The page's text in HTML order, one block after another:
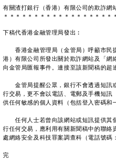
有關渣打銀行（香港）有限公司的欺詐網
＊ ＊ ＊ ＊ ＊ ＊ ＊ ＊ ＊ ＊ ＊ ＊ ＊ ＊ ＊ ＊ ＊ ＊
下稿代香港金融管理局發出︰
香港金融管理局（金管局）呼籲市民
港）有限公司所發出關於欺詐網站及「網
向金管局匯報事件。連接至該新聞稿的超
金管局提醒公眾，銀行不會透過短訊
行交易，更不會以電話、電郵及手機短訊
供任何敏感的個人資料（包括登入密碼和
任何人士若曾向該網站或短訊提供其
行任何交易，應利用有關新聞稿中的聯絡
處網絡安全及科技罪案調查科（電話號碼
完